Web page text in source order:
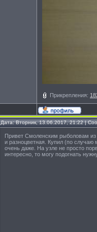
Прикрепления:
Дата: Вторник, 13.06.2017, 21:22 |
Привет Смоленским рыболовам из
и разноцветная. Купил (по случаю
очень даже. На узле не просто
интересно, то могу подогнать